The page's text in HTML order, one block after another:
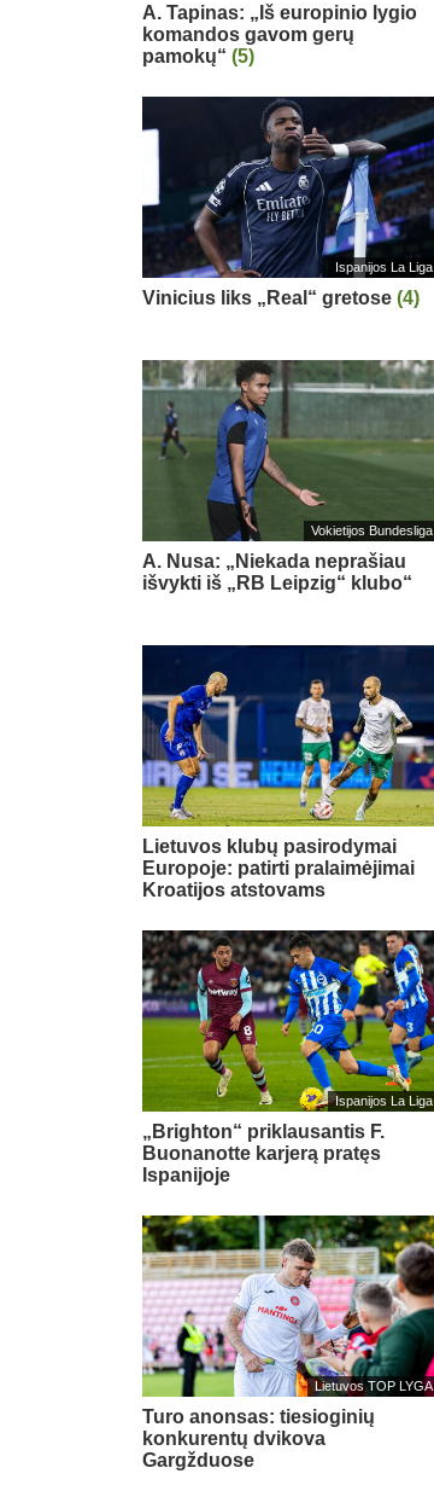
A. Tapinas: „Iš europinio lygio
komandos gavom gerų
pamokų“ (5)
Ispanijos La Liga
Vinicius liks „Real“ gretose (4)
Vokietijos Bundesliga
A. Nusa: „Niekada neprašiau
išvykti iš „RB Leipzig“ klubo“
Lietuvos klubų pasirodymai
Europoje: patirti pralaimėjimai
Kroatijos atstovams
Ispanijos La Liga
„Brighton“ priklausantis F.
Buonanotte karjerą pratęs
Ispanijoje
Lietuvos TOP LYGA
Turo anonsas: tiesioginių
konkurentų dvikova
Gargžduose